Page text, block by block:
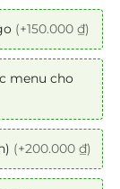
(+150.000 ₫)
menu cho
(+200.000 ₫)